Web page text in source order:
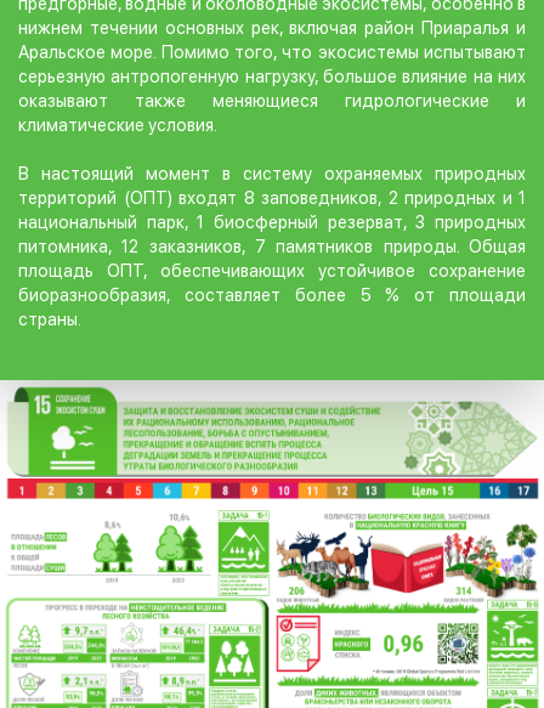
нижнем течении основных рек, включая район Приаралья и
Аральское море. Помимо того, что экосистемы испытывают
серьезную антропогенную нагрузку, большое влияние на них
оказывают также меняющиеся гидрологические и
климатические условия.
В настоящий момент в систему охраняемых природных
территорий (ОПТ) входят 8 заповедников, 2 природных и 1
национальный парк, 1 биосферный резерват, 3 природных
питомника, 12 заказников, 7 памятников природы. Общая
площадь ОПТ, обеспечивающих устойчивое сохранение
биоразнообразия, составляет более 5 % от площади
страны.